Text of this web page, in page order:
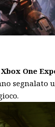
One
segnalato